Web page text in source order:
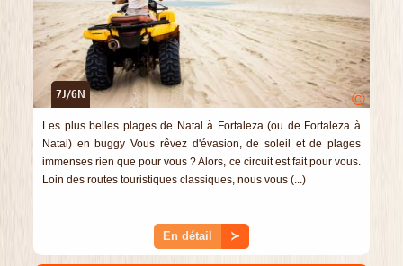
7J/6N ©
Les plus belles plages de Natal à Fortaleza (ou de Fortaleza à
Natal) en buggy Vous rêvez d'évasion, de soleil et de plages
immenses rien que pour vous ? Alors, ce circuit est fait pour vous.
Loin des routes touristiques classiques, nous vous (...)
En détail ≻